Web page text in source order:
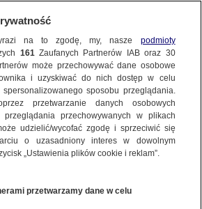
KONTAKT24
Wyślij Materiał
Dzień dobry!
do wszystkich usług
na to zgodę, my, nasze podmioty
161Zaufanych Partnerów IAB oraz 30
może przechowywać dane osobowe
i uzyskiwać do nich dostęp w celu
sposobu przeglądania.
przetwarzanie danych osobowych
przechowywanych w plikach
udzielić/wycofać zgodę i sprzeciwić się
o uzasadniony interes w dowolnym
„Ustawienia plików cookie i reklam”.
przetwarzamy dane w celu